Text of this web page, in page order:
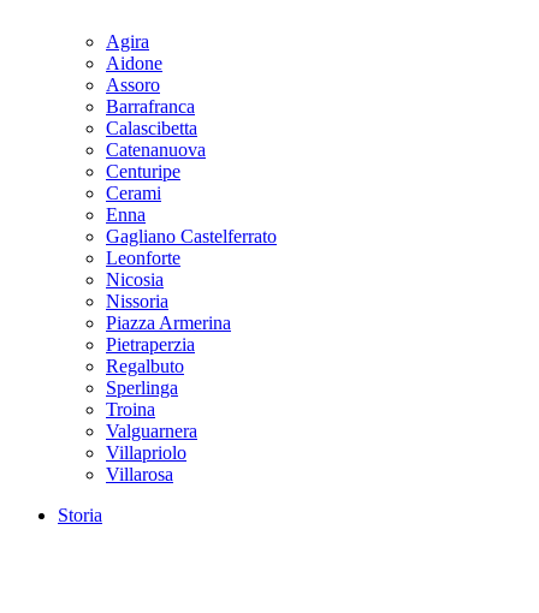
Agira
Aidone
Assoro
Barrafranca
Calascibetta
Catenanuova
Centuripe
Cerami
Enna
Gagliano Castelferrato
Leonforte
Nicosia
Nissoria
Piazza Armerina
Pietraperzia
Regalbuto
Sperlinga
Troina
Valguarnera
Villapriolo
Villarosa
Storia